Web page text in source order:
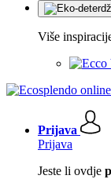
Više
Prijava
Prijava
Jeste li ovdje